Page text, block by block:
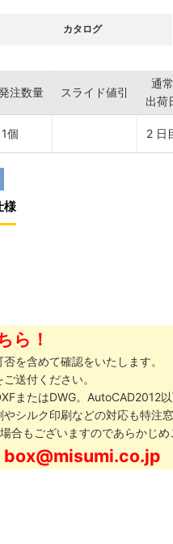
カタログ
注数量 スライド値引
通常
出荷
1個 2 日
様
ら！
を含めて確認をいたします。
送付ください。
たはDWG。AutoCAD2012以
ルク印刷などの対応も特注窓
ございますのであらかじめ
box@misumi.co.jp